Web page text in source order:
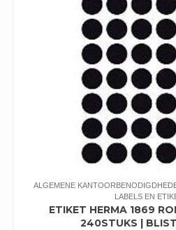
ALGEMENE
LABELS EN
ETIKET HERMA 1869
240STUKS |